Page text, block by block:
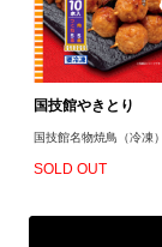
国技館やきとり
国技館名物焼鳥（冷凍）
SOLD OUT